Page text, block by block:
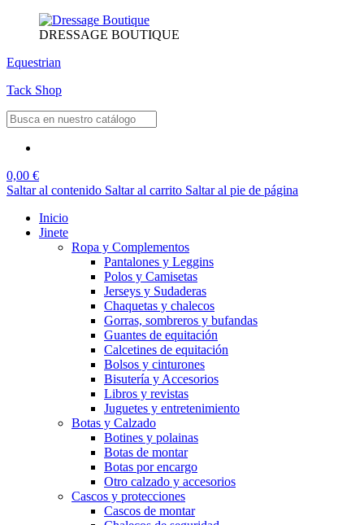
DRESSAGE BOUTIQUE
Equestrian
Tack Shop
0,00 €
Saltar al contenido Saltar al carrito Saltar al pie de página
Inicio
Jinete
Ropa y Complementos
Pantalones y Leggins
Polos y Camisetas
Jerseys y Sudaderas
Chaquetas y chalecos
Gorras, sombreros y bufandas
Guantes de equitación
Calcetines de equitación
Bolsos y cinturones
Bisutería y Accesorios
Libros y revistas
Juguetes y entretenimiento
Botas y Calzado
Botines y polainas
Botas de montar
Botas por encargo
Otro calzado y accesorios
Cascos y protecciones
Cascos de montar